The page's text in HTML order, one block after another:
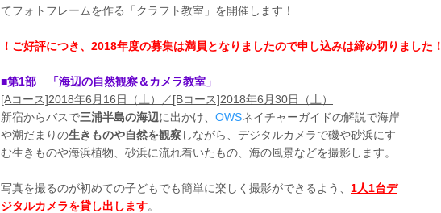
てフォトフレームを作る「クラフト教室」を開催します！
！ご好評につき、2018年度の募集は満員となりましたので申し込みは締め切りました！
■第1部 「海辺の自然観察＆カメラ教室」
[Aコース]2018年6月16日（土）／[Bコース]2018年6月30日（土）
新宿からバスで三浦半島の海辺に出かけ、 OWSネイチャーガイドの解説で海岸
や潮だまりの生きものや自然を観察しながら、デジタルカメラで磯や砂浜にす
む生きものや海浜植物、砂浜に流れ着いたもの、海の風景などを撮影します。
写真を撮るのが初めての子どもでも簡単に楽しく撮影ができるよう、 1人1台デ
ジタルカメラを貸し出します。